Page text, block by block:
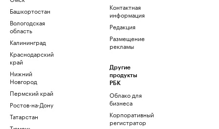
Башкортостан
Вологодская
область
Калининград
Краснодарский
край
Нижний
Новгород
Пермский край
Ростов-на-Дону
Татарстан
Контактная
информация
Редакция
Размещение
рекламы
Другие
продукты
РБК
Облако для
бизнеса
Корпоративный
регистратор